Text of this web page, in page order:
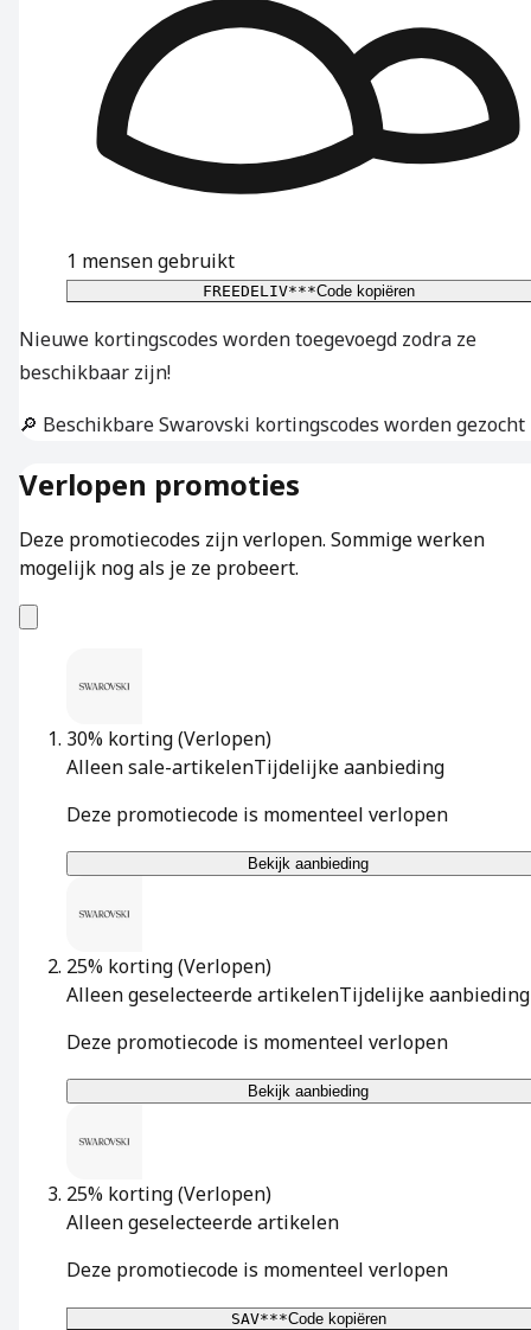
1 mensen gebruikt
FREEDELIV***Code kopiëren
Nieuwe kortingscodes worden toegevoegd zodra ze
beschikbaar zijn!
🔎 Beschikbare Swarovski kortingscodes worden gezocht
Verlopen promoties
Deze promotiecodes zijn verlopen. Sommige werken
mogelijk nog als je ze probeert.
30% korting(Verlopen)
Alleen sale-artikelenTijdelijke aanbieding
Deze promotiecode is momenteel verlopen
Bekijk aanbieding
25% korting(Verlopen)
Alleen geselecteerde artikelenTijdelijke aanbieding
Deze promotiecode is momenteel verlopen
Bekijk aanbieding
25% korting(Verlopen)
Alleen geselecteerde artikelen
Deze promotiecode is momenteel verlopen
SAV***Code kopiëren